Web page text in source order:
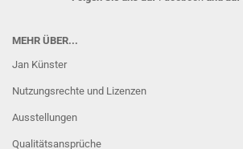
MEHR ÜBER...
Jan Künster
Nutzungsrechte und Lizenzen
Ausstellungen
Qualitätsansprüche